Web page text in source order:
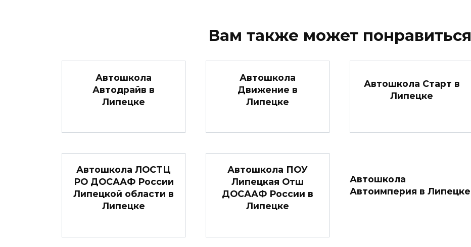
Вам также может понравиться
Автошкола
Автодрайв в
Липецке
Автошкола
Движение в
Липецке
Автошкола Старт в
Липецке
Автошкола ЛОСТЦ
РО ДОСААФ России
Липецкой области в
Липецке
Автошкола ПОУ
Липецкая Отш
ДОСААФ России в
Липецке
Автошкола
Автоимперия в Липецке